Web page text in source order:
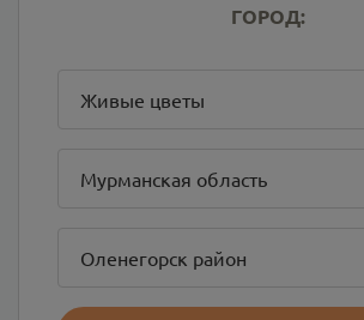
ГОРОД:
Живые цветы
Мурманская область
Оленегорск район